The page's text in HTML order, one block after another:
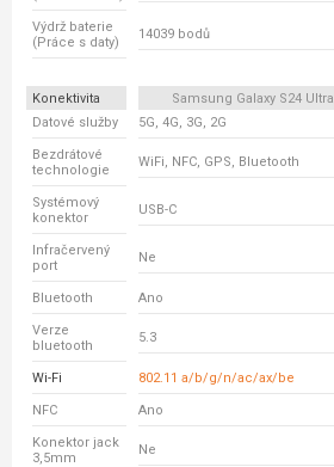
Výdrž baterie
(Práce s daty)
14039 bodů
Konektivita Samsung Galaxy S24 Ultra
Datové služby
5G, 4G, 3G, 2G
Bezdrátové
technologie
WiFi, NFC, GPS, Bluetooth
Systémový
konektor
USB-C
Infračervený
port
Ne
Bluetooth Ano
Verze
bluetooth
5.3
Wi-Fi 802.11 a/b/g/n/ac/ax/be
NFC Ano
Konektor jack
3,5mm
Ne